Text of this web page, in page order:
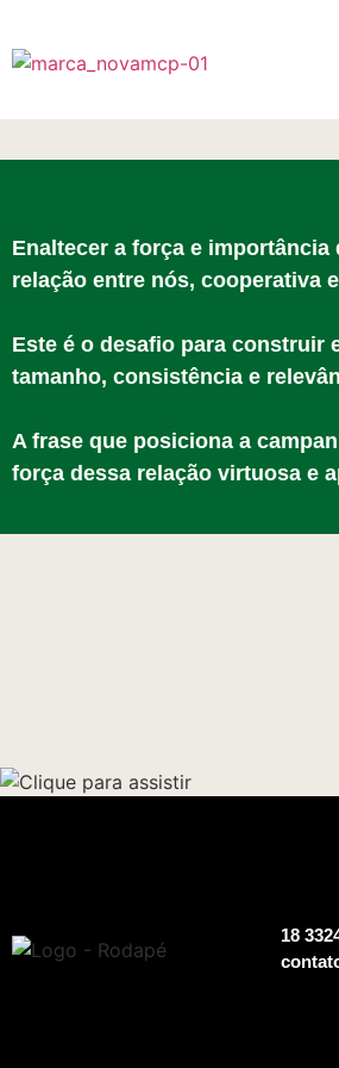
Enaltecer a força e
relação entre nós, cooperativa
Este é o desafio para construir
tamanho, consistência e
A frase que posiciona a
força dessa relação virtuosa e
18